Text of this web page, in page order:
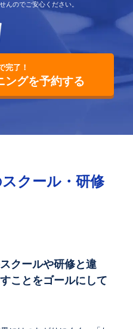
んのでご安心ください。
完了！
ングを予約する
クール・研修
クールや研修と違
ことをゴールにして